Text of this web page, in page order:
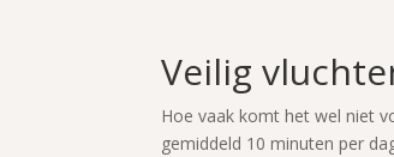
Veilig
Hoe vaak komt het wel niet
gemiddeld 10 minuten per